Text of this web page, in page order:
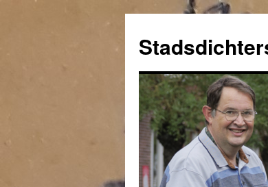
de
inhoud